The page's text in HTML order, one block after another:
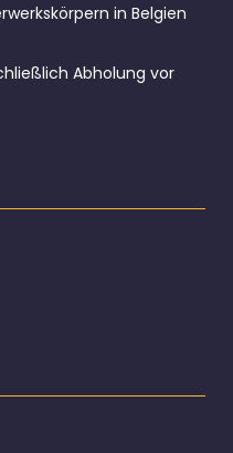
in Belgien
Abholung vor